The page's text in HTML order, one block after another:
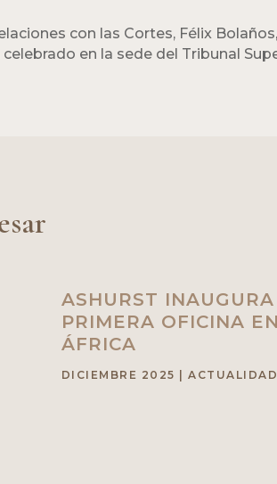
con las Cortes, Félix
en la sede del Tribunal
ASHURST INAUGURA
PRIMERA OFICINA EN
ÁFRICA
DICIEMBRE 2025 ACTUALIDAD